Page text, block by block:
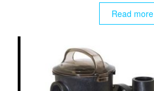
Read more